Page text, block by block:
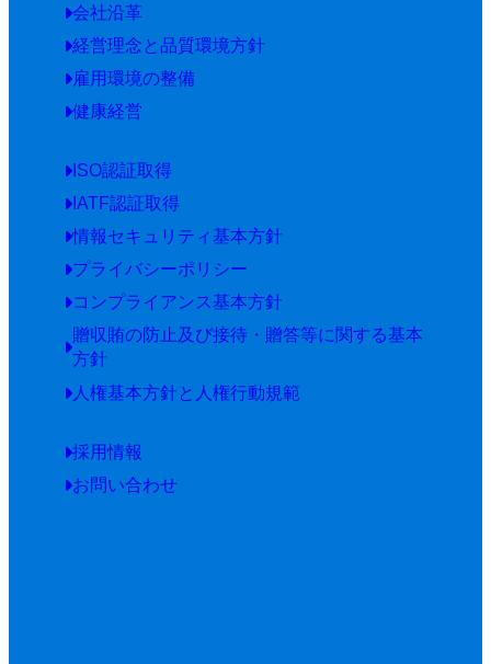
会社沿革
経営理念と品質環境方針
雇用環境の整備
健康経営
ISO認証取得
IATF認証取得
情報セキュリティ基本方針
プライバシーポリシー
コンプライアンス基本方針
贈収賄の防止及び接待・贈答等に関する基本
方針
人権基本方針と人権行動規範
採用情報
お問い合わせ